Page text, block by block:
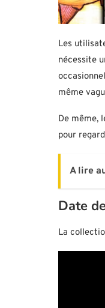
Les
nécessite
même
De même,
pour
A lire
Date
La